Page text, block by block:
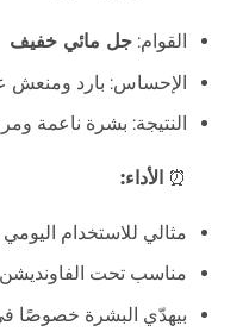
القوام: جل مائي خفيف
الإحساس: بارد ومنعش
النتيجة: بشرة ناعمة
⏰ الأداء:
مثالي للاستخدام
مناسب تحت الفاونديشن
بيهدّي البشرة خصوصًا